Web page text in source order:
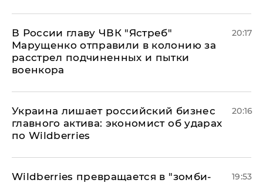
В России главу ЧВК "Ястреб"
Марущенко отправили в колонию за
расстрел подчиненных и пытки
военкора
20:17
​Украина лишает российский бизнес
главного актива: экономист об ударах
по Wildberries
20:16
Wildberries превращается в "зомби-
19:53